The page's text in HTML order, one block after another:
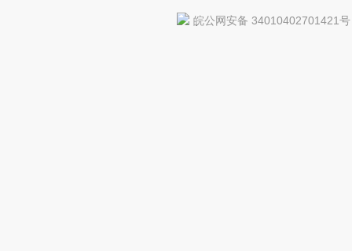
皖公网安备 34010402701421号